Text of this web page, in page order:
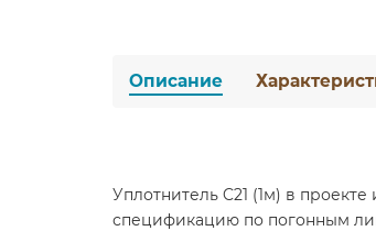
Описание
Уплотнитель C21 (1м) в
спецификацию по погонным